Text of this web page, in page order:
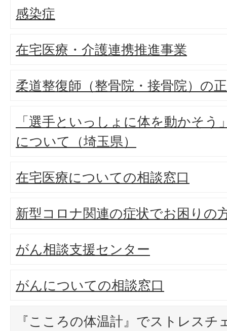
感染症
在宅医療・介護連携推進事業
柔道整復師（整骨院・接骨院）の
「選手といっしょに体を動かそう
について（埼玉県）
在宅医療についての相談窓口
新型コロナ関連の症状でお困りの
がん相談支援センター
がんについての相談窓口
『こころの体温計』でストレス